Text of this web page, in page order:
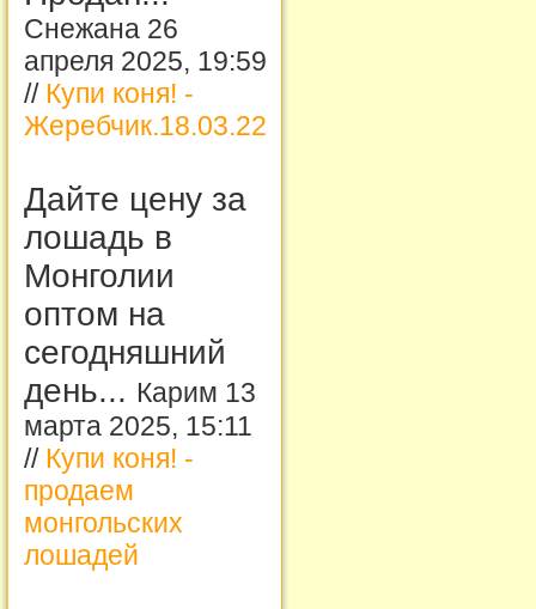
Снежана 26
апреля 2025, 19:59
// Купи коня! -
Жеребчик.18.03.22
Дайте цену за
лошадь в
Монголии
оптом на
сегодняшний
день... Карим 13
марта 2025, 15:11
// Купи коня! -
продаем
монгольских
лошадей